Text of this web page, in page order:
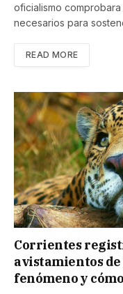
oficialismo
necesarios para
READ MORE
Corrientes
avistamientos de
fenómeno y